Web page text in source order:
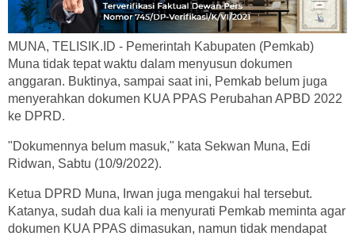
MUNA, TELISIK.ID - Pemerintah Kabupaten (Pemkab)
Muna tidak tepat waktu dalam menyusun dokumen
anggaran. Buktinya, sampai saat ini, Pemkab belum juga
menyerahkan dokumen KUA PPAS Perubahan APBD 2022
ke DPRD.
"Dokumennya belum masuk," kata Sekwan Muna, Edi
Ridwan, Sabtu (10/9/2022).
Ketua DPRD Muna, Irwan juga mengakui hal tersebut.
Katanya, sudah dua kali ia menyurati Pemkab meminta agar
dokumen KUA PPAS dimasukan, namun tidak mendapat